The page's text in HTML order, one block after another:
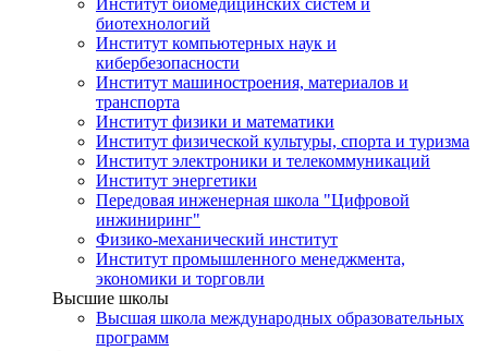
биотехнологий
Институт компьютерных наук и
кибербезопасности
Институт машиностроения, материалов и
транспорта
Институт физики и математики
Институт физической культуры, спорта и туризма
Институт электроники и телекоммуникаций
Институт энергетики
Передовая инженерная школа "Цифровой
инжиниринг"
Физико-механический институт
Институт промышленного менеджмента,
экономики и торговли
Высшие школы
Высшая школа международных образовательных
программ